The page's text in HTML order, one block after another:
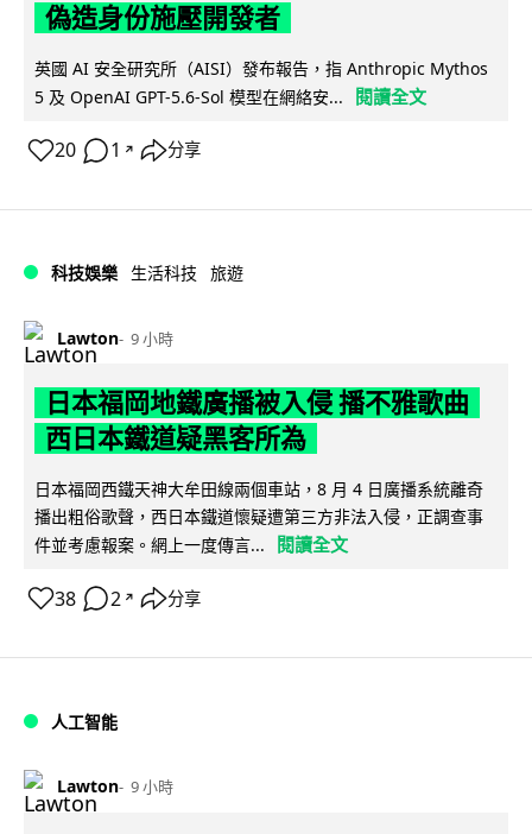
偽造身份施壓開發者
英國 AI 安全研究所（AISI）發布報告，指 Anthropic Mythos
5 及 OpenAI GPT-5.6-Sol 模型在網絡安...
閱讀全文
20 1 ↗ 分享
科技娛樂 生活科技 旅遊
Lawton 9 小時
日本福岡地鐵廣播被入侵 播不雅歌曲
西日本鐵道疑黑客所為
日本福岡西鐵天神大牟田線兩個車站，8 月 4 日廣播系統離奇
播出粗俗歌聲，西日本鐵道懷疑遭第三方非法入侵，正調查事
件並考慮報案。網上一度傳言...
閱讀全文
38 2 ↗ 分享
人工智能
Lawton 9 小時